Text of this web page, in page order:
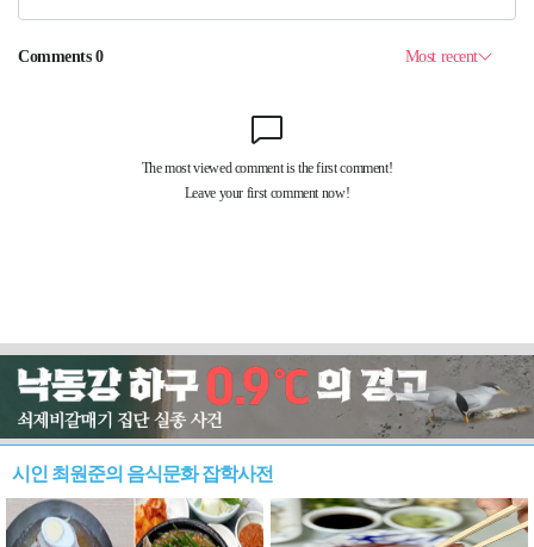
시인 최원준의 음식문화 잡학사전